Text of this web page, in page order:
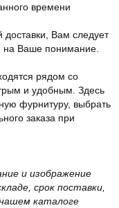
времени
доставки, Вам следует
на Ваше понимание.
рядом со
и удобным. Здесь
фурнитуру, выбрать
заказа при
и изображение
срок поставки,
каталоге